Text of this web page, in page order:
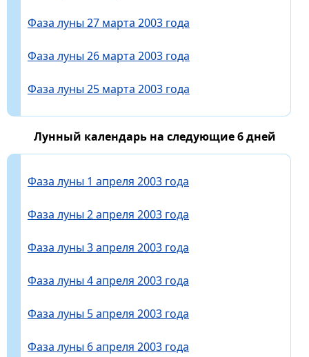
Фаза луны 27 марта 2003 года
Фаза луны 26 марта 2003 года
Фаза луны 25 марта 2003 года
Лунный календарь на следующие 6 дней
Фаза луны 1 апреля 2003 года
Фаза луны 2 апреля 2003 года
Фаза луны 3 апреля 2003 года
Фаза луны 4 апреля 2003 года
Фаза луны 5 апреля 2003 года
Фаза луны 6 апреля 2003 года